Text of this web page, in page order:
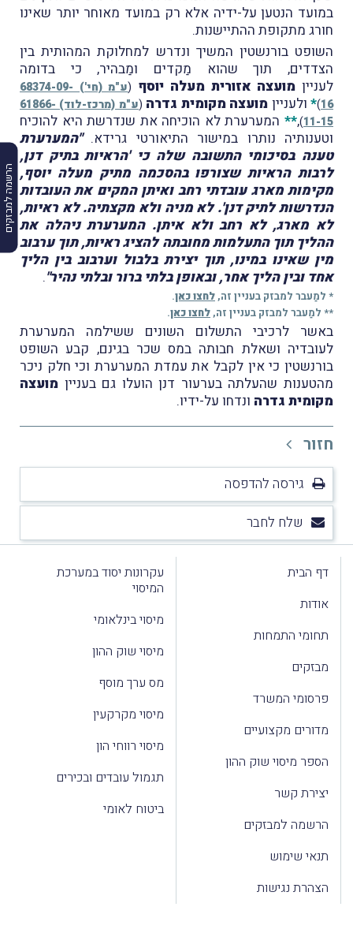
הרשמה למבזקים
במועד הנטען על-ידיה אלא רק במועד מאוחר יותר שאינו
חורג מתקופת ההתיישנות.
השופט בורנשטין המשיך ונדרש למחלוקת המהותית בין
הצדדים, תוך שהוא מַקדים ומַבהיר, כי בדומה
לעניין מועצה אזורית מעלה יוסף (
ע"מ (חי') 68374-09-
16
)
*ולעניין מועצה מקומית גדרה (
ע"מ (מרכז-לוד) 61866-
11-15
)
,
** המערערת לא הוכיחה את שנדרשת היא להוכיח
וטענותיה נותרו במישור התיאורטי גרידא."המערערת
טענה בסיכומי התשובה שלה כי 'הראיות בתיק דנן,
לרבות הראיות שצורפו בהסכמה מתיק מעלה יוסף,
מקימות מארג עובדתי רחב ואיתן המקים את העובדות
הנדרשות לתיק דנן'. לא מניה ולא מקצתיה. לא ראיות,
לא מארג, לא רחב ולא איתן. המערערת ניהלה את
ההליך תוך התעלמות מחובתה להציג ראיות, תוך ערבוב
מין שאינו במינו, תוך יצירת בלבול וערבוב בין הליך
אחד ובין הליך אחר, ובאופן בלתי ברור ובלתי נהיר".
* למַעבר למבזק בעניין זה,לחצו כאן.
** למַעבר למבזק בעניין זה,לחצו כאן.
באשר לרכיבי התשלום השונים ששילמה המערערת
לעובדיה ושאלת חבותה במס שכר בגינם, קבע השופט
בורנשטין כי אין לקבל את עמדת המערערת וכי חלק ניכר
מהטענות שהעלתה בערעור דנן הועלו גם בעניין מועצה
מקומית גדרה ונדחו על-ידיו.
חזור
גירסה להדפסה
שלח לחבר
דף הבית
אודות
תחומי התמחות
מבזקים
פרסומי המשרד
מדורים מקצועיים
הספר מיסוי שוק ההון
יצירת קשר
הרשמה למבזקים
תנאי שימוש
הצהרת נגישות
עקרונות יסוד במערכת
המיסוי
מיסוי בינלאומי
מיסוי שוק ההון
מס ערך מוסף
מיסוי מקרקעין
מיסוי רווחי הון
תגמול עובדים ובכירים
ביטוח לאומי